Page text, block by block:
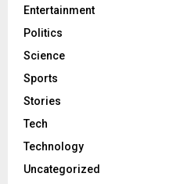
Entertainment
Politics
Science
Sports
Stories
Tech
Technology
Uncategorized